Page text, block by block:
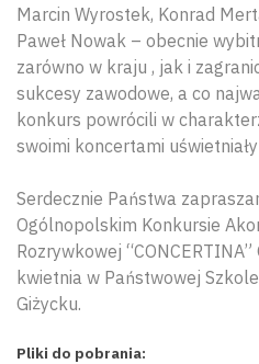
Marcin Wyrostek, Konrad
Paweł Nowak – obecnie
zarówno w kraju , jak i
sukcesy zawodowe, a co
konkurs powrócili w
swoimi koncertami
Serdecznie Państwa
Ogólnopolskim Konkursie
Rozrywkowej
kwietnia w Państwowej
Giżycku.
Pliki do pobrania: